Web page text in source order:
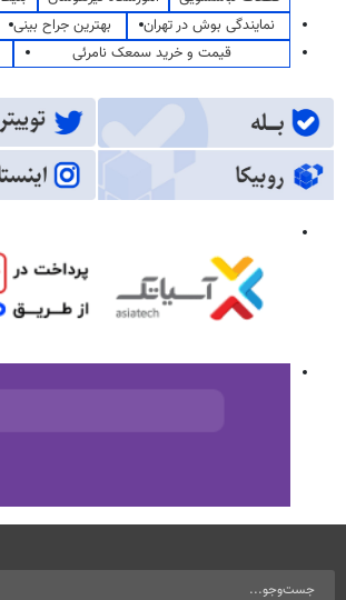
نمایندگی بوش در تهران
بهترین جراح بینی
قیمت و خرید سمعک نامرئی